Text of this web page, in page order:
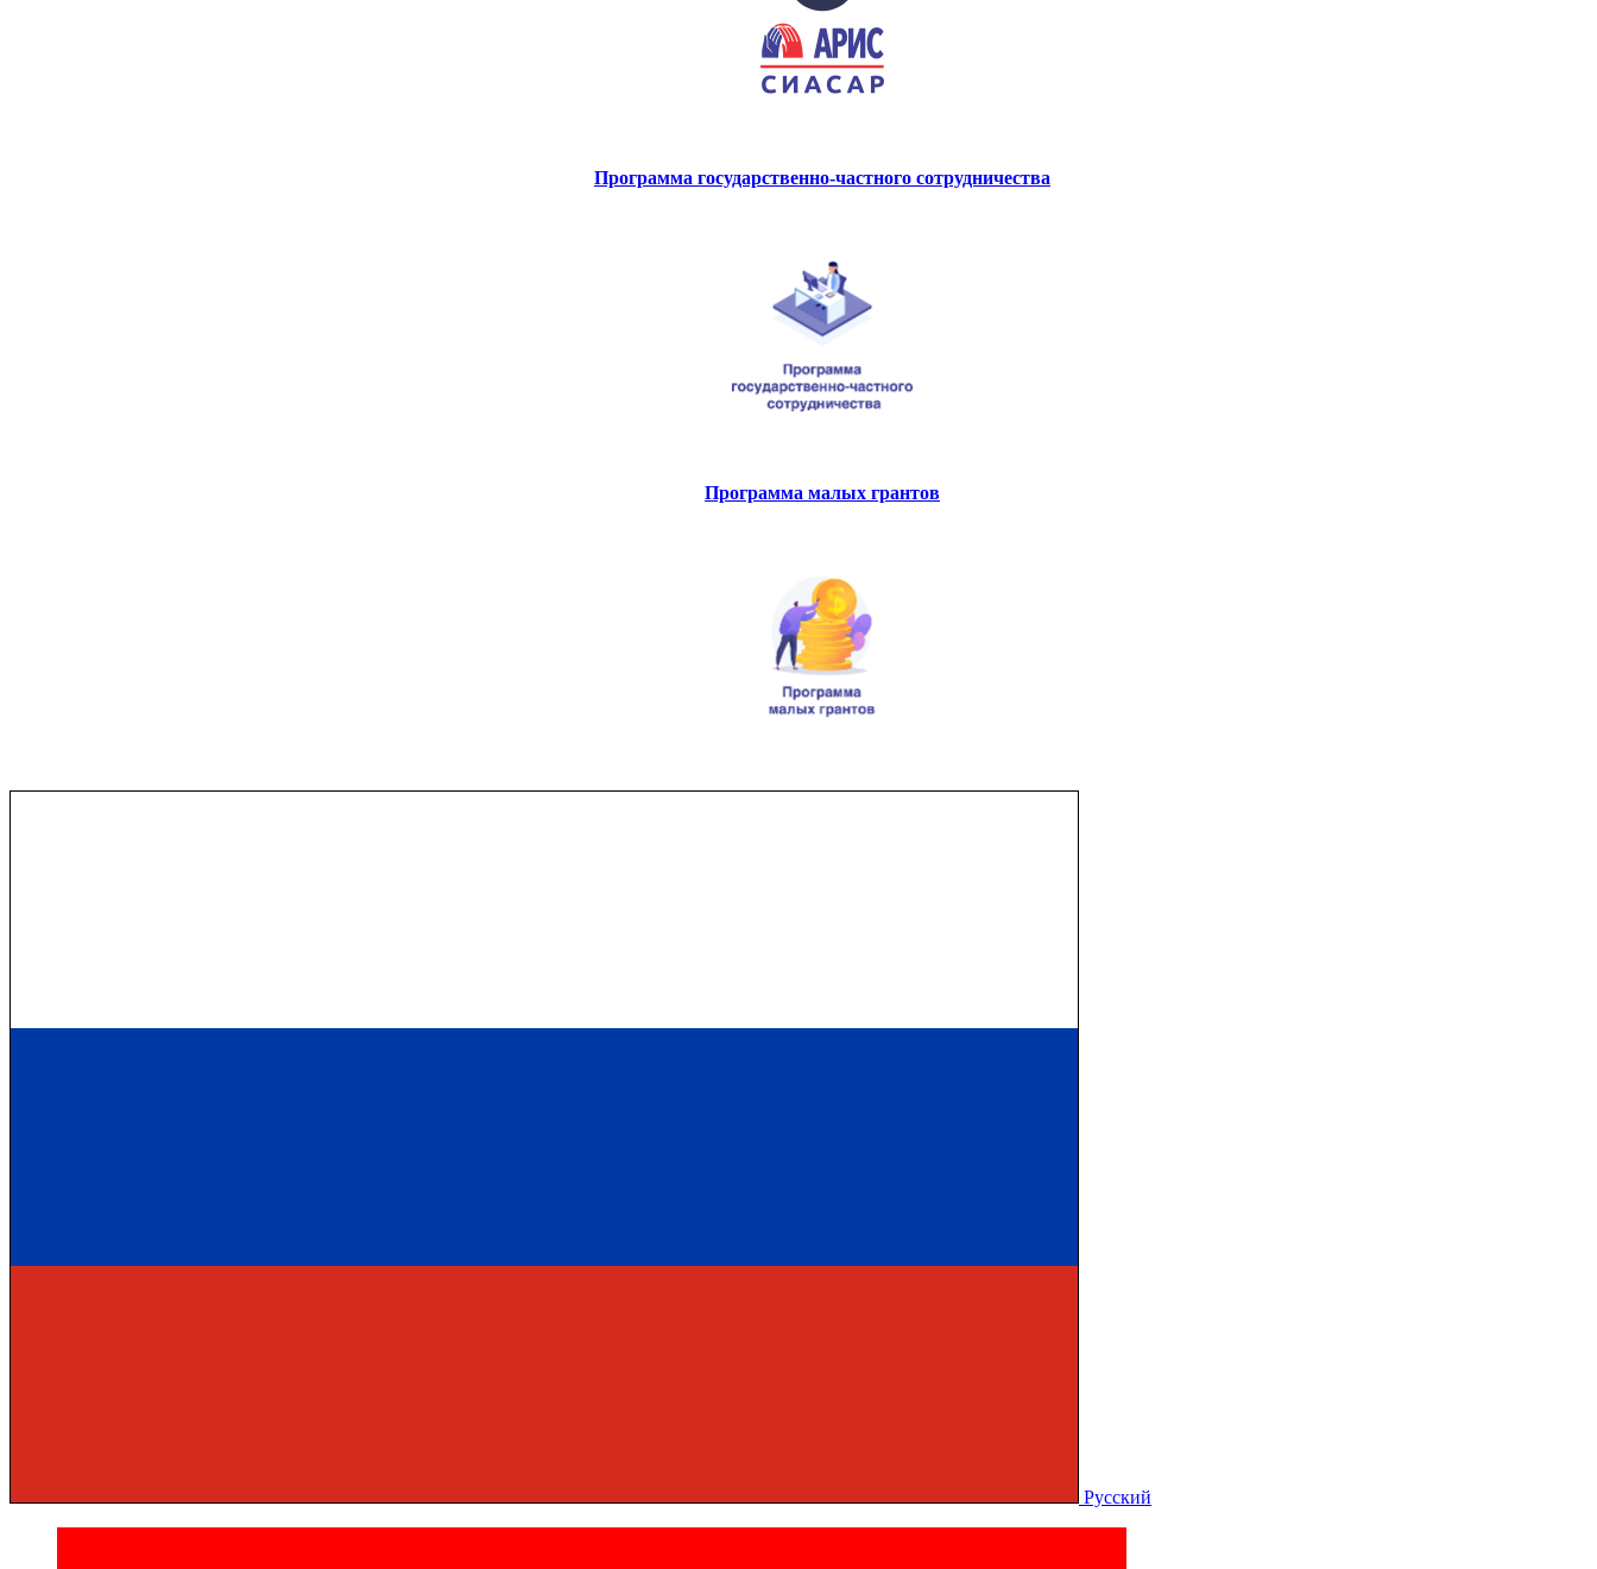
Программа государственно-частного сотрудничества
Программа малых грантов
Русский